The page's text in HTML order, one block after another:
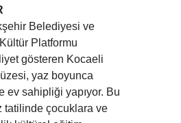
Belediyesi ve
Platformu
gösteren Kocaeli
yaz boyunca
ev sahipliği yapıyor. Bu
tatilinde çocuklara ve